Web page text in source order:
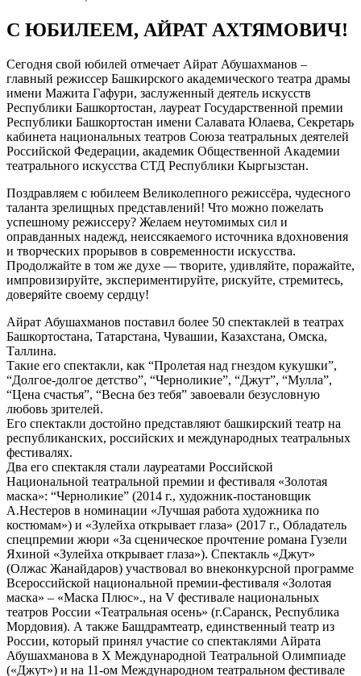
С ЮБИЛЕЕМ, АЙРАТ АХТЯМОВИЧ!
Сегодня свой юбилей отмечает Айрат Абушахманов –
главный режиссер Башкирского академического театра драмы
имени Мажита Гафури, заслуженный деятель искусств
Республики Башкортостан, лауреат Государственной премии
Республики Башкортостан имени Салавата Юлаева, Секретарь
кабинета национальных театров Союза театральных деятелей
Российской Федерации, академик Общественной Академии
театрального искусства СТД Республики Кыргызстан.
Поздравляем с юбилеем Великолепного режиссёра, чудесного
таланта зрелищных представлений! Что можно пожелать
успешному режиссеру? Желаем неутомимых сил и
оправданных надежд, неиссякаемого источника вдохновения
и творческих прорывов в современности искусства.
Продолжайте в том же духе — творите, удивляйте, поражайте,
импровизируйте, экспериментируйте, рискуйте, стремитесь,
доверяйте своему сердцу!
Айрат Абушахманов поставил более 50 спектаклей в театрах
Башкортостана, Татарстана, Чувашии, Казахстана, Омска,
Таллина.
Такие его спектакли, как “Пролетая над гнездом кукушки”,
“Долгое-долгое детство”, “Черноликие”, “Джут”, “Мулла”,
“Цена счастья”, “Весна без тебя” завоевали безусловную
любовь зрителей.
Его спектакли достойно представляют башкирский театр на
республиканских, российских и международных театральных
фестивалях.
Два его спектакля стали лауреатами Российской
Национальной театральной премии и фестиваля «Золотая
маска»: “Черноликие” (2014 г., художник-постановщик
А.Нестеров в номинации «Лучшая работа художника по
костюмам») и «Зулейха открывает глаза» (2017 г., Обладатель
спецпремии жюри «За сценическое прочтение романа Гузели
Яхиной «Зулейха открывает глаза»). Спектакль «Джут»
(Олжас Жанайдаров) участвовал во внеконкурсной программе
Всероссийской национальной премии-фестиваля «Золотая
маска» – «Маска Плюс»., на V фестивале национальных
театров России «Театральная осень» (г.Саранск, Республика
Мордовия). А также Башдрамтеатр, единственный театр из
России, который принял участие со спектаклями Айрата
Абушахманова в Х Международной Театральной Олимпиаде
(«Джут») и на 11-ом Международном театральном фестивале